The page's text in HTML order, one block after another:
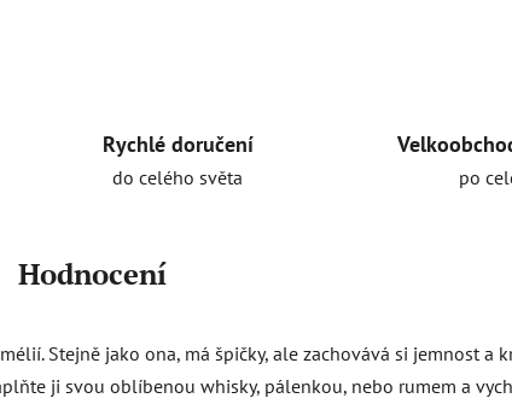
Rychlé doručení
do celého světa po
Hodnocení
Stejně jako ona, má špičky, ale zachovává si jemnost a
ji svou oblíbenou whisky, pálenkou, nebo rumem a